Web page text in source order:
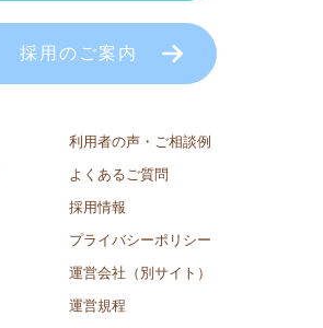
利用者の声・ご相談例
よくあるご質問
採用情報
プライバシーポリシー
運営会社（別サイト）
運営規程
採用のご案内